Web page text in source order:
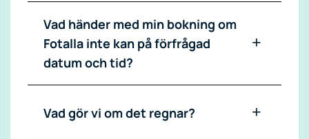
Vad händer med min bokning om
Fotalla inte kan på förfrågad
datum och tid?
Vad gör vi om det regnar?